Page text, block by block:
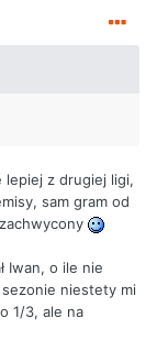
lepiej z drugiej ligi,
sam gram od
Iwan, o ile nie
niestety mi
1/3, ale na